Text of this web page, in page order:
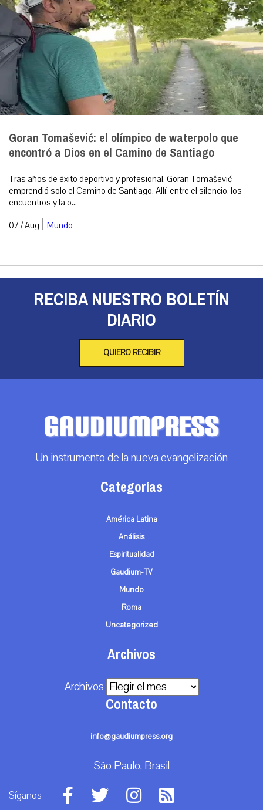
Goran Tomašević: el olímpico de waterpolo que
encontró a Dios en el Camino de Santiago
Tras años de éxito deportivo y profesional, Goran Tomašević
emprendió solo el Camino de Santiago. Allí, entre el silencio, los
encuentros y la o...
07 / Aug | Mundo
RECIBA NUESTRO BOLETÍN
DIARIO
QUIERO RECIBIR
Un instrumento de la nueva evangelización
Categorías
América Latina
Análisis
Espiritualidad
Gaudium-TV
Mundo
Roma
Uncategorized
Archivos
Archivos
Contacto
info@gaudiumpress.org
São Paulo, Brasil
Síganos